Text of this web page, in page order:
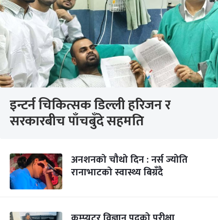
इन्टर्न चिकित्सक डिल्ली हरिजन र
सरकारबीच पाँचबुँदे सहमति
अनशनको चौथो दिन : नर्स ज्योति
रानाभाटको स्वास्थ्य बिग्रँदै